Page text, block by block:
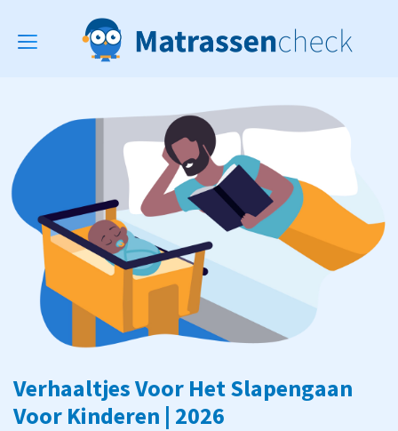
Toggle
Verhaaltjes Voor Het Slapengaan
Voor Kinderen | 2026